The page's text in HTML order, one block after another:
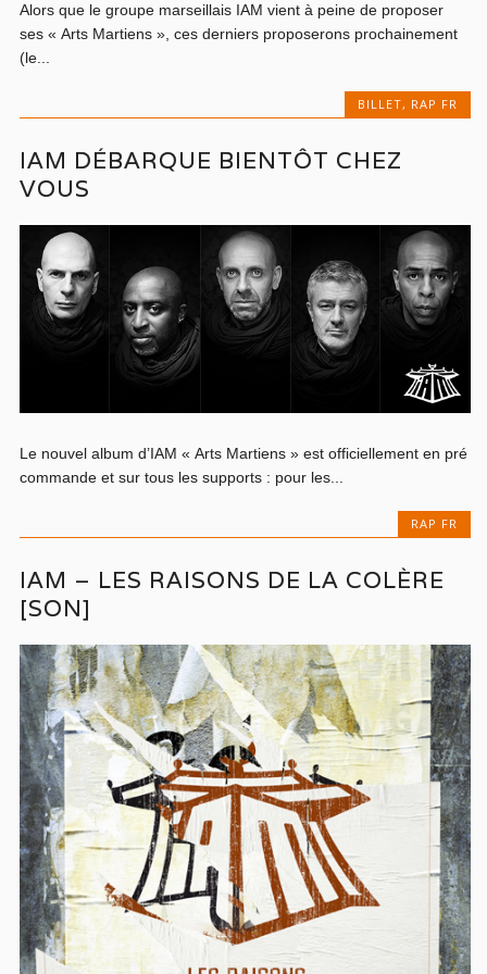
Alors que le groupe marseillais IAM vient à peine de proposer
ses « Arts Martiens », ces derniers proposerons prochainement
(le...
BILLET, RAP FR
IAM DÉBARQUE BIENTÔT CHEZ
VOUS
Le nouvel album d’IAM « Arts Martiens » est officiellement en pré
commande et sur tous les supports : pour les...
RAP FR
IAM – LES RAISONS DE LA COLÈRE
[SON]